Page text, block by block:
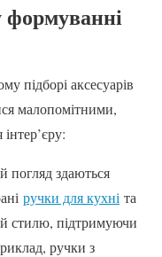
формуванні
підборі аксесуарів
малопомітними,
погляд здаються
ручки для кухні та
стилю, підтримуючи
ручки з